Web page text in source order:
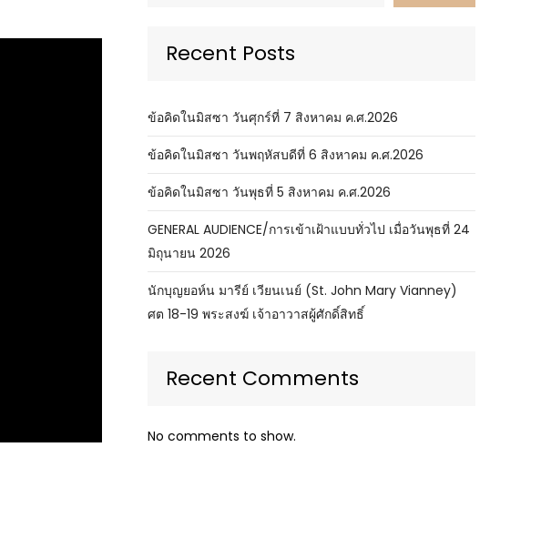
Recent Posts
ข้อคิดในมิสซา วันศุกร์ที่ 7 สิงหาคม ค.ศ.2026
ข้อคิดในมิสซา วันพฤหัสบดีที่ 6 สิงหาคม ค.ศ.2026
ข้อคิดในมิสซา วันพุธที่ 5 สิงหาคม ค.ศ.2026
GENERAL AUDIENCE/การเข้าเฝ้าแบบทั่วไป เมื่อวันพุธที่ 24
มิถุนายน 2026
นักบุญยอห์น มารีย์ เวียนเนย์ (St. John Mary Vianney)
ศต 18-19 พระสงฆ์ เจ้าอาวาสผู้ศักดิ์สิทธิ์
Recent Comments
No comments to show.